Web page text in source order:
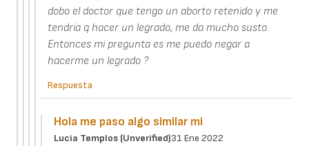
dobo el doctor que tengo un aborto retenido y me
tendria q hacer un legrado, me da mucho susto.
Entonces mi pregunta es me puedo negar a
hacerme un legrado ?
Respuesta
Hola me paso algo similar mi
Lucia Templos (unverified)31 Ene 2022